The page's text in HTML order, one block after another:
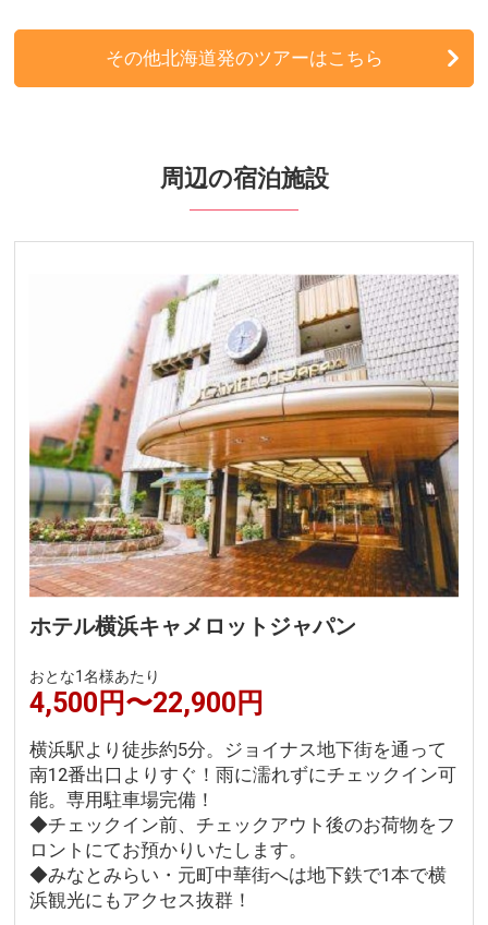
北陸発
九州発
周辺の宿泊施設
その他北海道発のツアーはこちら
周辺の宿泊施設
ホテル横浜キャメロットジャパン
おとな1名様あたり
4,500円〜22,900円
横浜駅より徒歩約5分。ジョイナス地下街を通って
南12番出口よりすぐ！雨に濡れずにチェックイン可
能。専用駐車場完備！
◆チェックイン前、チェックアウト後のお荷物をフ
ロントにてお預かりいたします。
◆みなとみらい・元町中華街へは地下鉄で1本で横
浜観光にもアクセス抜群！